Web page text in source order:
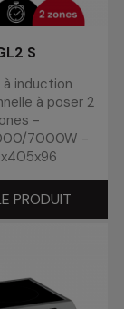
S
à induction
à poser 2
-
7000W -
PRODUIT